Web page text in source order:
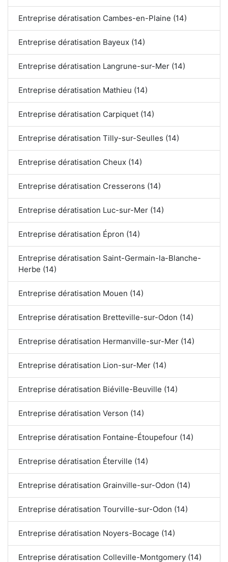
Entreprise dératisation Cambes-en-Plaine (14)
Entreprise dératisation Bayeux (14)
Entreprise dératisation Langrune-sur-Mer (14)
Entreprise dératisation Mathieu (14)
Entreprise dératisation Carpiquet (14)
Entreprise dératisation Tilly-sur-Seulles (14)
Entreprise dératisation Cheux (14)
Entreprise dératisation Cresserons (14)
Entreprise dératisation Luc-sur-Mer (14)
Entreprise dératisation Épron (14)
Entreprise dératisation Saint-Germain-la-Blanche-
Herbe (14)
Entreprise dératisation Mouen (14)
Entreprise dératisation Bretteville-sur-Odon (14)
Entreprise dératisation Hermanville-sur-Mer (14)
Entreprise dératisation Lion-sur-Mer (14)
Entreprise dératisation Biéville-Beuville (14)
Entreprise dératisation Verson (14)
Entreprise dératisation Fontaine-Étoupefour (14)
Entreprise dératisation Éterville (14)
Entreprise dératisation Grainville-sur-Odon (14)
Entreprise dératisation Tourville-sur-Odon (14)
Entreprise dératisation Noyers-Bocage (14)
Entreprise dératisation Colleville-Montgomery (14)